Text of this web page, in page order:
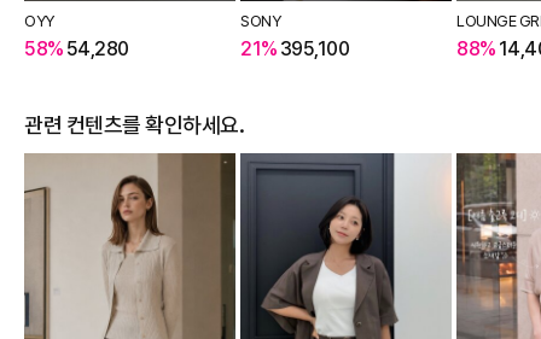
OYY
58% 54,280
SONY
21% 395,100
LOUNGE
88%
관련 컨텐츠를 확인하세요.